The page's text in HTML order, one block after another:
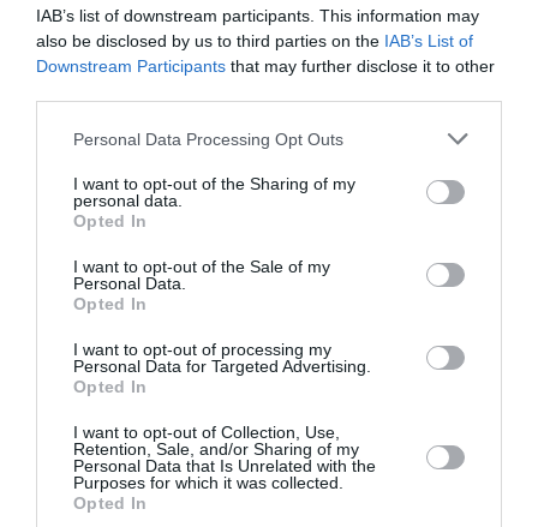
IAB’s list of downstream participants. This information may
also be disclosed by us to third parties on the IAB’s List of
Downstream Participants that may further disclose it to other
Personal Data Processing Opt Outs
I want to opt-out of the Sharing of my
personal data.
Opted In
I want to opt-out of the Sale of my
Personal Data.
Opted In
I want to opt-out of processing my
Personal Data for Targeted Advertising.
Opted In
I want to opt-out of Collection, Use,
Retention, Sale, and/or Sharing of my
Personal Data that Is Unrelated with the
Purposes for which it was collected.
Opted In
comande din închisoare, a spus că important era ca
românul, odată depistat, să fie pedepsit. Cum?„… i
se rup picioarele…”, era ordinul.
Acum carabinierii şi magistraţii
înţeleagă dacă misiunea punitivă a fost dusă până
la capătsau dacă pedeapsa a rămas în suspensie,
având în vedere că cel care trebuia să o organizeze,
Giuseppe Di Giacomo, a fost asasinat pe 12 martie
2014 în zona Zisa, la Palermo, într-o luptă internă a
clanurilor.
Articolul anterior
Tortona, a fost găsit şoferul care l-a ucis
pe biciclistul român